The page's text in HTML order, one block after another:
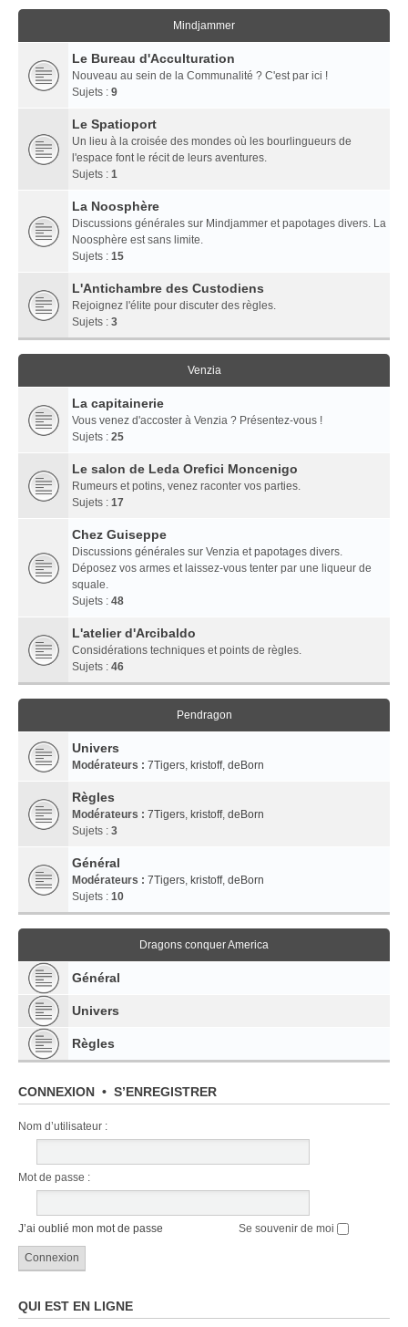
Mindjammer
Le Bureau d'Acculturation
Nouveau au sein de la Communalité ? C'est par ici !
Sujets : 9
Le Spatioport
Un lieu à la croisée des mondes où les bourlingueurs de
l'espace font le récit de leurs aventures.
Sujets : 1
La Noosphère
Discussions générales sur Mindjammer et papotages divers. La
Noosphère est sans limite.
Sujets : 15
L'Antichambre des Custodiens
Rejoignez l'élite pour discuter des règles.
Sujets : 3
Venzia
La capitainerie
Vous venez d'accoster à Venzia ? Présentez-vous !
Sujets : 25
Le salon de Leda Orefici Moncenigo
Rumeurs et potins, venez raconter vos parties.
Sujets : 17
Chez Guiseppe
Discussions générales sur Venzia et papotages divers.
Déposez vos armes et laissez-vous tenter par une liqueur de
squale.
Sujets : 48
L'atelier d'Arcibaldo
Considérations techniques et points de règles.
Sujets : 46
Pendragon
Univers
Modérateurs : 7Tigers, kristoff, deBorn
Règles
Modérateurs : 7Tigers, kristoff, deBorn
Sujets : 3
Général
Modérateurs : 7Tigers, kristoff, deBorn
Sujets : 10
Dragons conquer America
Général
Univers
Règles
CONNEXION • S’ENREGISTRER
Nom d’utilisateur :
Mot de passe :
J’ai oublié mon mot de passe Se souvenir de moi
QUI EST EN LIGNE